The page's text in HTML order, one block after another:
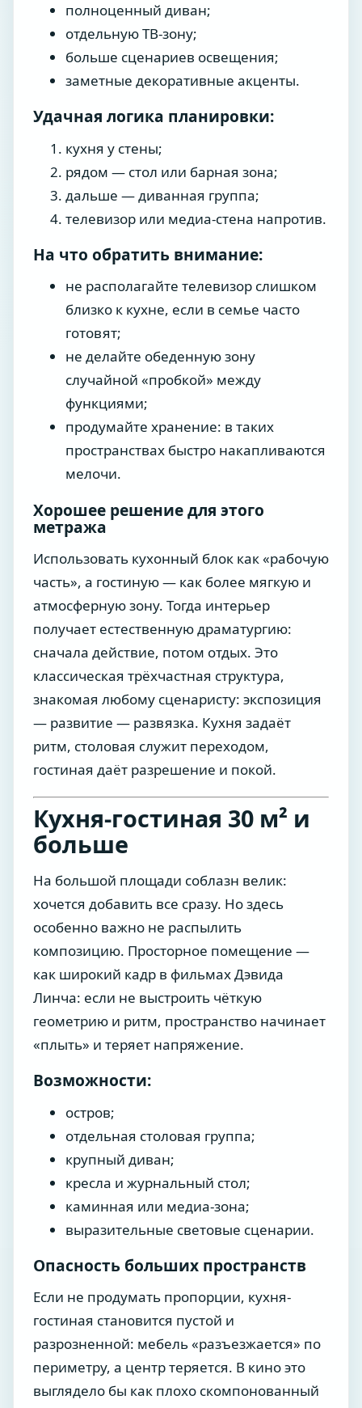
полноценный диван;
отдельную ТВ-зону;
больше сценариев освещения;
заметные декоративные акценты.
Удачная логика планировки:
кухня у стены;
рядом — стол или барная зона;
дальше — диванная группа;
телевизор или медиа-стена напротив.
На что обратить внимание:
не располагайте телевизор слишком
близко к кухне, если в семье часто
готовят;
не делайте обеденную зону
случайной «пробкой» между
функциями;
продумайте хранение: в таких
пространствах быстро накапливаются
мелочи.
Хорошее решение для этого
метража
Использовать кухонный блок как «рабочую
часть», а гостиную — как более мягкую и
атмосферную зону. Тогда интерьер
получает естественную драматургию:
сначала действие, потом отдых. Это
классическая трёхчастная структура,
знакомая любому сценаристу: экспозиция
— развитие — развязка. Кухня задаёт
ритм, столовая служит переходом,
гостиная даёт разрешение и покой.
Кухня-гостиная 30 м² и
больше
На большой площади соблазн велик:
хочется добавить все сразу. Но здесь
особенно важно не распылить
композицию. Просторное помещение —
как широкий кадр в фильмах Дэвида
Линча: если не выстроить чёткую
геометрию и ритм, пространство начинает
«плыть» и теряет напряжение.
Возможности:
остров;
отдельная столовая группа;
крупный диван;
кресла и журнальный стол;
каминная или медиа-зона;
выразительные световые сценарии.
Опасность больших пространств
Если не продумать пропорции, кухня-
гостиная становится пустой и
разрозненной: мебель «разъезжается» по
периметру, а центр теряется. В кино это
выглядело бы как плохо скомпонованный